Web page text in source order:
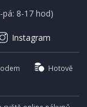
pá: 8-17 hod)
Instagram
Hotově